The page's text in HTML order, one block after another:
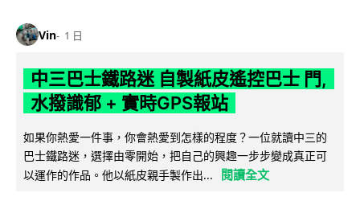
Vin 1 日
中三巴士鐵路迷 自製紙皮遙控巴士 門,
水撥識郁 + 實時GPS報站
如果你熱愛一件事，你會熱愛到怎樣的程度？一位就讀中三的
巴士鐵路迷，選擇由零開始，把自己的興趣一步步變成真正可
以運作的作品。他以紙皮親手製作出...
閱讀全文